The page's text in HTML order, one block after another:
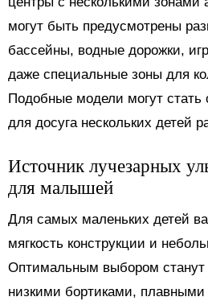
могут быть предусмотрены
бассейны, водные дорожки,
даже специальные зоны для
Подобные модели могут
для досуга нескольких детей
Источник лучезарных
для малышей
Для самых маленьких детей
мягкость конструкции и
Оптимальным выбором станут
низкими бортиками, плавными